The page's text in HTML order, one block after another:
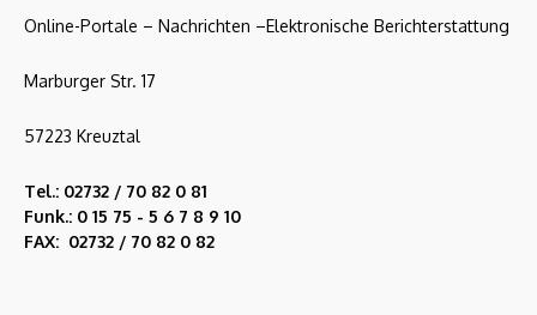
Online-Portale – Nachrichten –Elektronische Berichterstattung
Marburger Str. 17
57223 Kreuztal
Tel.: 02732 / 70 82 0 81
Funk.: 0 15 75 - 5 6 7 8 9 10
FAX: 02732 / 70 82 0 82